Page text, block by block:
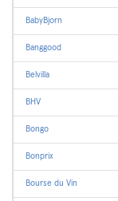
BabyBjorn
Banggood
Belvilla
BHV
Bongo
Bonprix
Bourse du Vin